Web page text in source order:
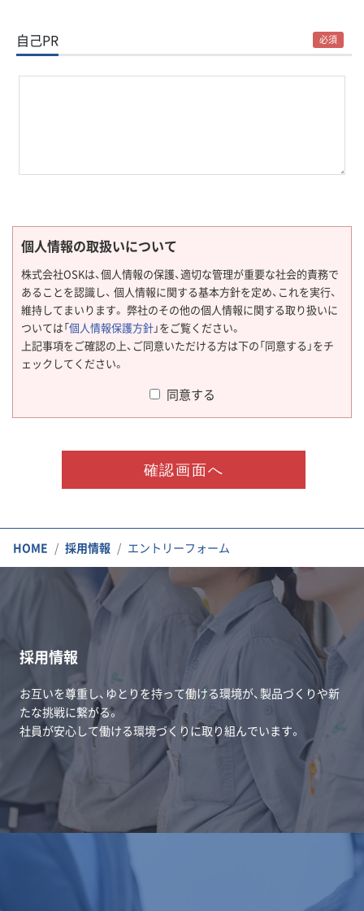
必須
自己PR
個人情報の取扱いについて
株式会社OSKは、個人情報の保護、適切な管理が重要な社会的責務で
あることを認識し、 個人情報に関する基本方針を定め、これを実行、
維持してまいります。 弊社のその他の個人情報に関する取り扱いに
ついては「個人情報保護方針」をご覧ください。
上記事項をご確認の上、ご同意いただける方は下の「同意する」をチ
ェックしてください。
同意する
HOME 採用情報 エントリーフォーム
採用情報
お互いを尊重し、ゆとりを持って働ける環境が、製品づくりや新
たな挑戦に繋がる。
社員が安心して働ける環境づくりに取り組んでいます。